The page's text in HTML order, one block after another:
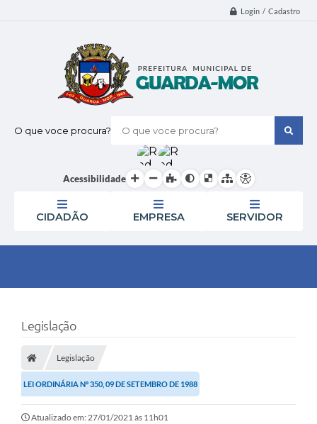
Login / Cadastro
O que voce procura?
Acessibilidade
CIDADÃO EMPRESA SERVIDOR
Legislação
Legislação
LEI ORDINÁRIA Nº 350, 09 DE SETEMBRO DE 1988
Atualizado em: 27/01/2021 às 11h01